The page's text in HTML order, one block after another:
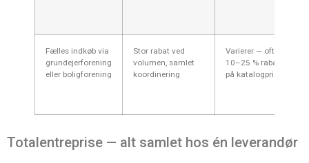
Fælles indkøb via
grundejerforening
eller boligforening
Stor rabat ved
volumen, samlet
koordinering
Varierer — ofte
10–25 % rabat
på katalogpriser
Totalentreprise — alt samlet hos én leverandør